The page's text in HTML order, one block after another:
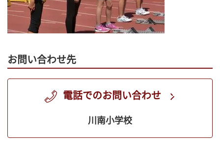
お問い合わせ先
電話でのお問い合わせ
川南小学校